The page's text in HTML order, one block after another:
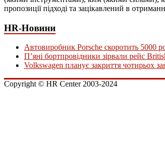
пропозиції підході та зацікавлений в
HR-Новини
Автовиробник Porsche скоротить 5000
П’яні бортпровідники зірвали рейс
Volkswagen планує закриття чотирьох
Copyright © HR Center 2003-2024